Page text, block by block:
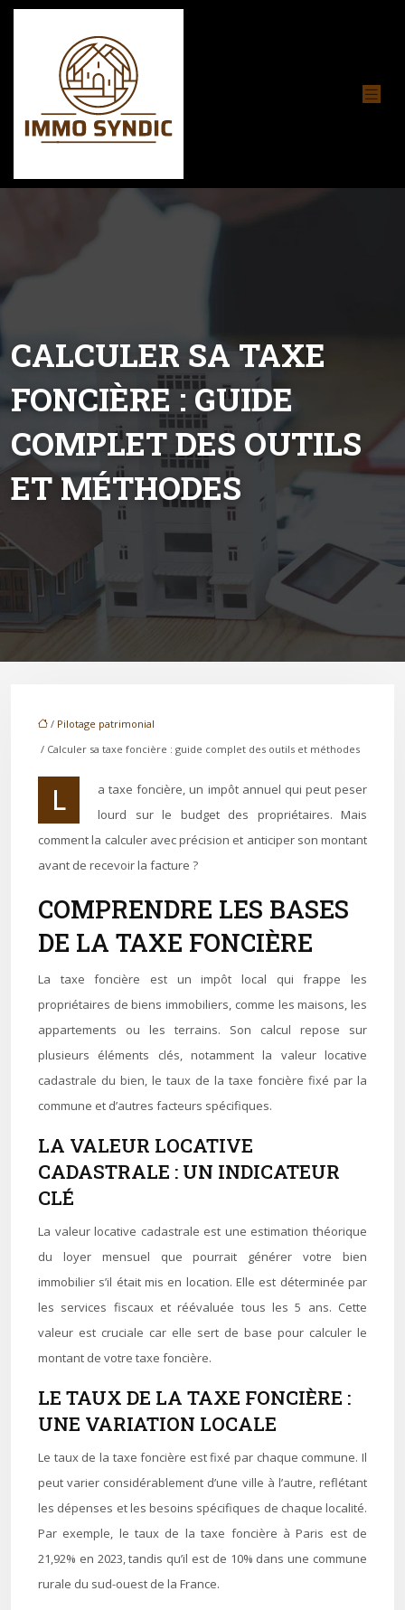
CALCULER SA TAXE
FONCIÈRE : GUIDE
COMPLET DES OUTILS
ET MÉTHODES
/ Pilotage patrimonial
/ Calculer sa taxe foncière : guide complet des outils et méthodes
La taxe foncière, un impôt annuel qui peut peser
lourd sur le budget des propriétaires. Mais
comment la calculer avec précision et anticiper son montant
avant de recevoir la facture ?
COMPRENDRE LES BASES
DE LA TAXE FONCIÈRE
La taxe foncière est un impôt local qui frappe les
propriétaires de biens immobiliers, comme les maisons, les
appartements ou les terrains. Son calcul repose sur
plusieurs éléments clés, notamment la valeur locative
cadastrale du bien, le taux de la taxe foncière fixé par la
commune et d’autres facteurs spécifiques.
LA VALEUR LOCATIVE
CADASTRALE : UN INDICATEUR
CLÉ
La valeur locative cadastrale est une estimation théorique
du loyer mensuel que pourrait générer votre bien
immobilier s’il était mis en location. Elle est déterminée par
les services fiscaux et réévaluée tous les 5 ans. Cette
valeur est cruciale car elle sert de base pour calculer le
montant de votre taxe foncière.
LE TAUX DE LA TAXE FONCIÈRE :
UNE VARIATION LOCALE
Le taux de la taxe foncière est fixé par chaque commune. Il
peut varier considérablement d’une ville à l’autre, reflétant
les dépenses et les besoins spécifiques de chaque localité.
Par exemple, le taux de la taxe foncière à Paris est de
21,92% en 2023, tandis qu’il est de 10% dans une commune
rurale du sud-ouest de la France.